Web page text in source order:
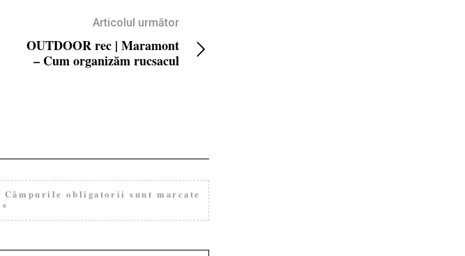
Articolul următor
OUTDOOR rec | Maramont
– Cum organizăm rucsacul
Câmpurile obligatorii sunt marcate
*